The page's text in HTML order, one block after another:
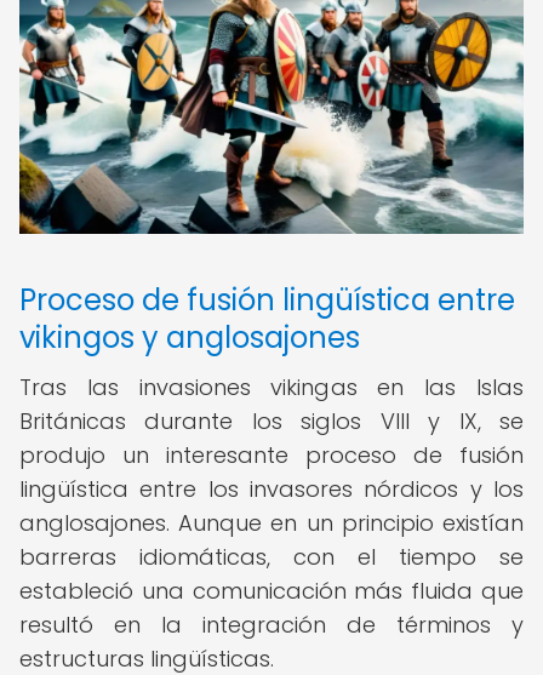
Proceso de fusión lingüística entre
vikingos y anglosajones
Tras las invasiones vikingas en las Islas
Británicas durante los siglos VIII y IX, se
produjo un interesante proceso de fusión
lingüística entre los invasores nórdicos y los
anglosajones. Aunque en un principio existían
barreras idiomáticas, con el tiempo se
estableció una comunicación más fluida que
resultó en la integración de términos y
estructuras lingüísticas.